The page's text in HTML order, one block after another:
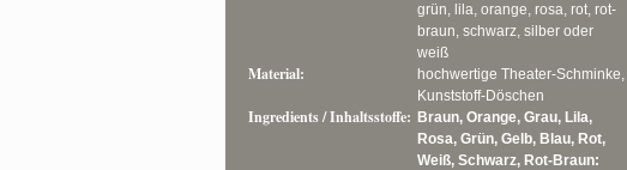
grün, lila, orange, rosa, rot, rot-
braun, schwarz, silber oder
weiß
Material:
hochwertige Theater-Schminke,
Kunststoff-Döschen
Ingredients / Inhaltsstoffe: Braun, Orange, Grau, Lila,
Rosa, Grün, Gelb, Blau, Rot,
Weiß, Schwarz, Rot-Braun: